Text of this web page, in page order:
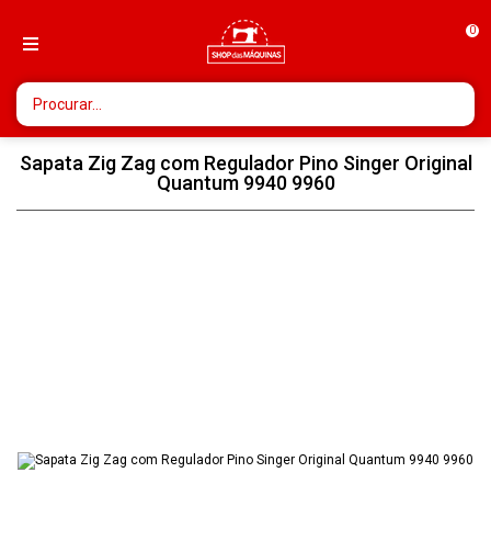
0
Sapata Zig Zag com Regulador Pino Singer Original
Quantum 9940 9960